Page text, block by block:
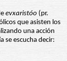
evxaristóo (pr.
que asisten los
una acción
se escucha decir: